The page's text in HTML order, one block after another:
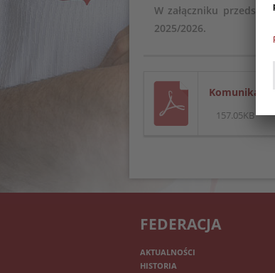
W załączniku
2025/2026.
Komunikat
157.05KB
FEDERACJA
AKTUALNOŚCI
HISTORIA